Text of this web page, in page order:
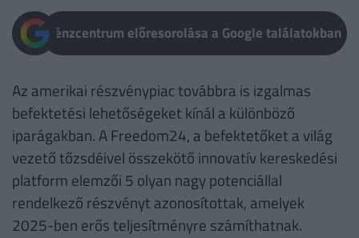
Pénzcentrum előresorolása a Google találatokban
Az amerikai részvénypiac továbbra is izgalmas
befektetési lehetőségeket kínál a különböző
iparágakban. A Freedom24, a befektetőket a világ
vezető tőzsdéivel összekötő innovatív kereskedési
platform elemzői 5 olyan nagy potenciállal
rendelkező részvényt azonosítottak, amelyek
2025-ben erős teljesítményre számíthatnak.